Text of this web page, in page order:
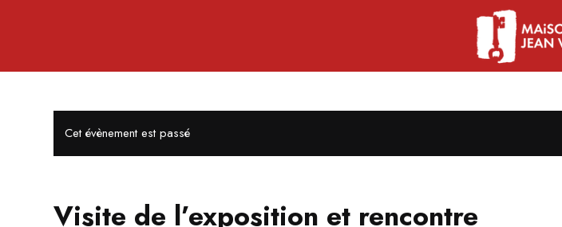
Cet évènement est passé
Visite de l’exposition et rencontre